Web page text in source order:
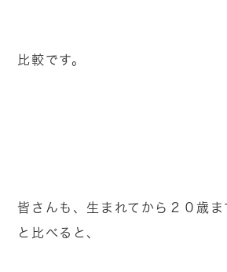
比較です。
皆さんも、生まれてから２０歳
と比べると、